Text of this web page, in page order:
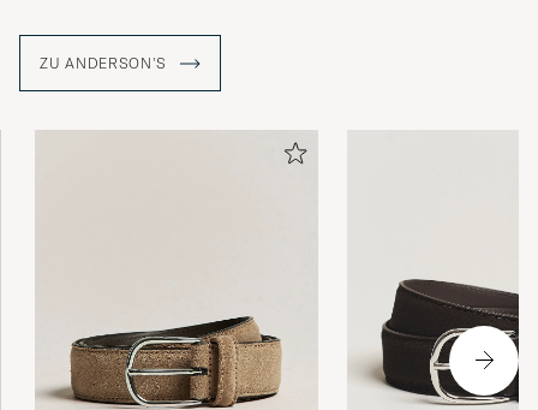
ZU ANDERSON'S